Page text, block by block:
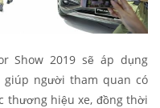
Show 2019 sẽ áp dụng
giúp người tham quan có
thương hiệu xe, đồng thời